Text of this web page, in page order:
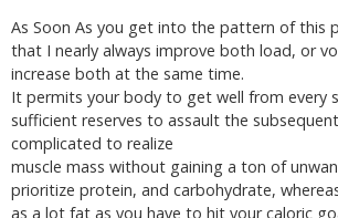
As Soon As you get into the pattern of this
that I nearly always improve both load, or
increase both at the same time.
It permits your body to get well from every
sufficient reserves to assault the
complicated to realize
muscle mass without gaining a ton of
prioritize protein, and carbohydrate,
as a lot fat as you have to hit your caloric